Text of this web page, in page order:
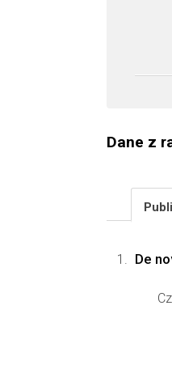
Dane z
De